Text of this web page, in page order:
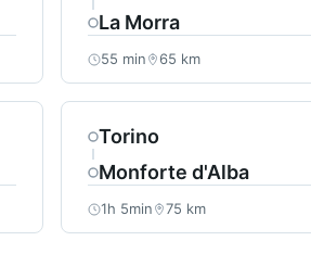
La Morra
55 min 65 km
Torino
Monforte d'Alba
1h 5min 75 km